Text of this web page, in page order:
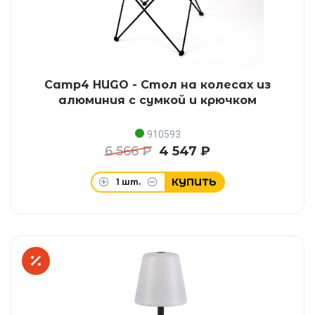
Camp4 HUGO - Стол на колесах из
алюминия с сумкой и крючком
910593
6 566 ₽ 4 547 ₽
1 шт. КУПИТЬ